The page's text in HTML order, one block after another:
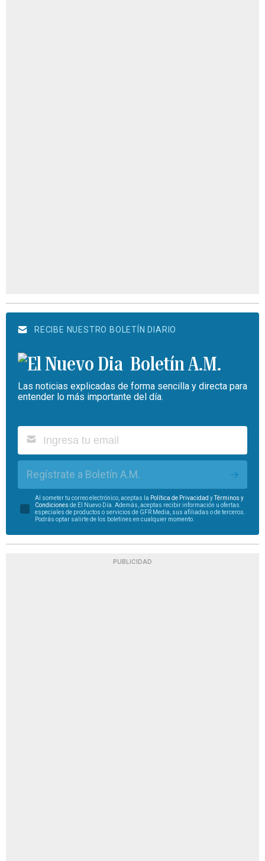
RECIBE NUESTRO BOLETÍN DIARIO
Boletín A.M.
Las noticias explicadas de forma sencilla y directa para
entender lo más importante del día.
Regístrate a Boletín A.M.
Al someter tu correo electrónico, aceptas la Política de Privacidad yTérminos y
Condiciones de El Nuevo Día. Además, aceptas recibir información u ofertas
especiales de productos o servicios de GFR Media, sus afiliadas o de terceros.
Podrás optar salirte de los boletines en cualquier momento.
PUBLICIDAD